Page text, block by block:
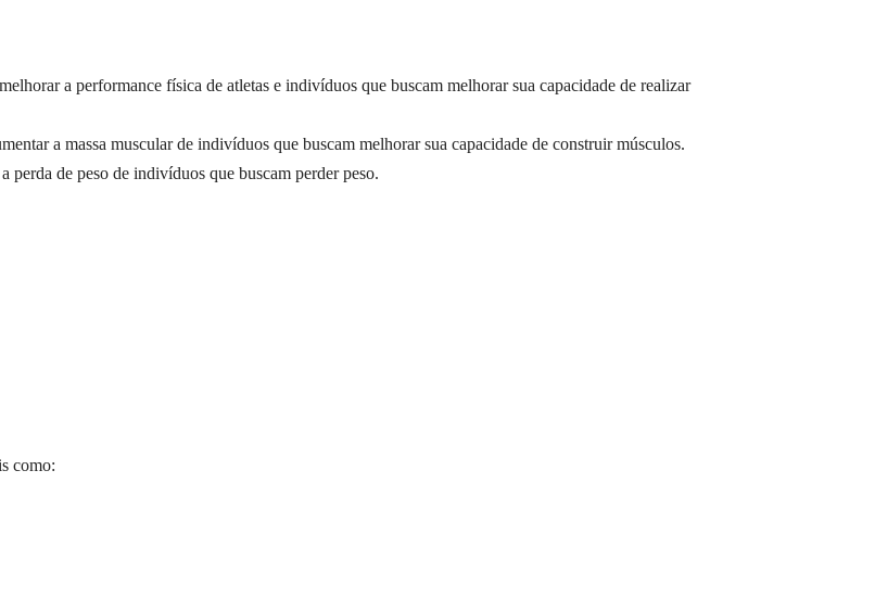
a performance física de atletas e indivíduos que buscam melhorar sua capacidade de realizar
a massa muscular de indivíduos que buscam melhorar sua capacidade de construir músculos.
perda de peso de indivíduos que buscam perder peso.
como: